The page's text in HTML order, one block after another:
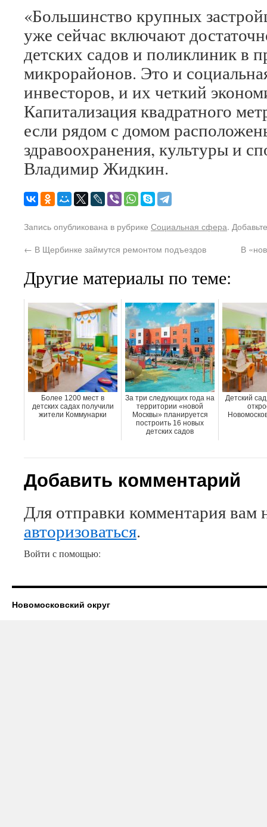
«Большинство крупных
уже сейчас включают
детских садов и поликлиник в
микрорайонов. Это и
инвесторов, и их четкий
Капитализация квадратного
если рядом с домом
здравоохранения, культуры и
Владимир Жидкин.
Запись опубликована в рубрике Социальная сфера.
← В Щербинке займутся ремонтом подъездов В
Другие материалы по теме:
Более 1200 мест в
детских садах получили
жители Коммунарки
За три следующих года на
территории «новой
Москвы» планируется
построить 16 новых
детских садов
Детский
Добавить комментарий
Для отправки комментария вам
авторизоваться.
Войти с помощью:
Новомосковский округ